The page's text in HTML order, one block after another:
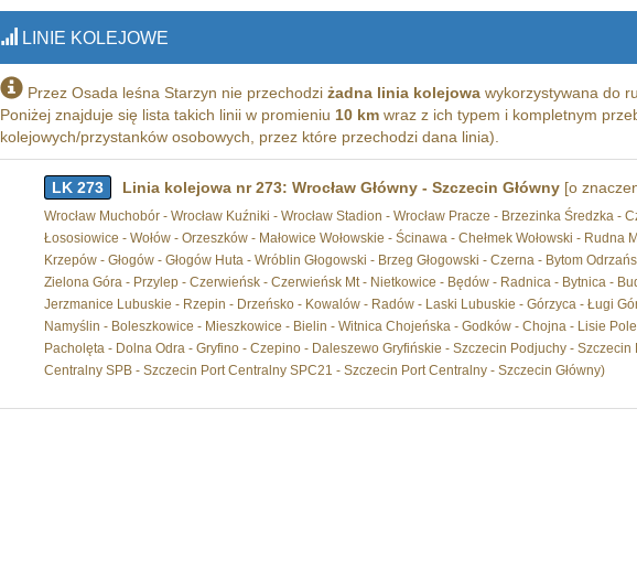
LINIE KOLEJOWE
Przez Osada leśna Starzyn nie przechodzi żadna linia kolejowawykorzystywana do
Poniżej znajduje się lista takich linii w promieniu 10 kmwraz z ich typem i kompletnym
kolejowych/przystanków osobowych, przez które przechodzi dana linia).
LK 273 Linia kolejowa nr 273: Wrocław Główny - Szczecin Główny[o
Wrocław Muchobór - Wrocław Kuźniki - Wrocław Stadion - Wrocław Pracze - Brzezinka Średzka -
Łososiowice - Wołów - Orzeszków - Małowice Wołowskie - Ścinawa - Chełmek Wołowski -
Krzepów - Głogów - Głogów Huta - Wróblin Głogowski - Brzeg Głogowski - Czerna - Bytom
Zielona Góra - Przylep - Czerwieńsk - Czerwieńsk Mt - Nietkowice - Będów - Radnica - Bytnica -
Jerzmanice Lubuskie - Rzepin - Drzeńsko - Kowalów - Radów - Laski Lubuskie - Górzyca - Ługi
Namyślin - Boleszkowice - Mieszkowice - Bielin - Witnica Chojeńska - Godków - Chojna - Lisie
Pacholęta - Dolna Odra - Gryfino - Czepino - Daleszewo Gryfińskie - Szczecin Podjuchy - Szczecin
Centralny SPB - Szczecin Port Centralny SPC21 - Szczecin Port Centralny - Szczecin Główny)